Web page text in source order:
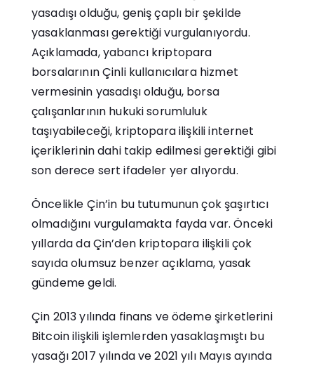
yasadışı olduğu, geniş çaplı bir şekilde
yasaklanması gerektiği vurgulanıyordu.
Açıklamada, yabancı kriptopara
borsalarının Çinli kullanıcılara hizmet
vermesinin yasadışı olduğu, borsa
çalışanlarının hukuki sorumluluk
taşıyabileceği, kriptopara ilişkili internet
içeriklerinin dahi takip edilmesi gerektiği gibi
son derece sert ifadeler yer alıyordu.
Öncelikle Çin’in bu tutumunun çok şaşırtıcı
olmadığını vurgulamakta fayda var. Önceki
yıllarda da Çin’den kriptopara ilişkili çok
sayıda olumsuz benzer açıklama, yasak
gündeme geldi.
Çin 2013 yılında finans ve ödeme şirketlerini
Bitcoin ilişkili işlemlerden yasaklaşmıştı bu
yasağı 2017 yılında ve 2021 yılı Mayıs ayında